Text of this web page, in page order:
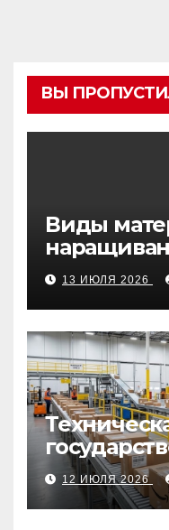
ВЫ
Виды
13 ИЮЛЯ 2026
«Честный
12 ИЮЛЯ 2026